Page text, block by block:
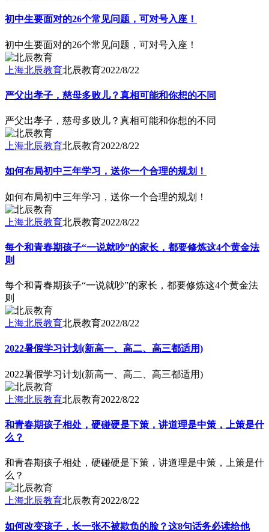
初中生要面对的26个常见问题，可对号入座！
初中生要面对的26个常见问题，可对号入座！
上海北辰教育北辰教育2022/8/22
严父出孝子，慈母多败儿？真相可能和你想的不同
严父出孝子，慈母多败儿？真相可能和你想的不同
上海北辰教育北辰教育2022/8/22
如何布局初中三年学习，送你一个合理的规划！
如何布局初中三年学习，送你一个合理的规划！
上海北辰教育北辰教育2022/8/22
每个和青春期孩子“一说就吵”的家长，都要修炼这4个黄金法
则
每个和青春期孩子“一说就吵”的家长，都要修炼这4个黄金法
则
上海北辰教育北辰教育2022/8/22
2022暑假学习计划(新高一、高二、高三都适用)
2022暑假学习计划(新高一、高二、高三都适用)
上海北辰教育北辰教育2022/8/22
和青春期孩子相处，硬碰硬是下策，讲道理是中策，上策是什
么？
和青春期孩子相处，硬碰硬是下策，讲道理是中策，上策是什
么？
上海北辰教育北辰教育2022/8/22
如何改变孩子，长一张不被欺负的脸？这8句话务必读给他